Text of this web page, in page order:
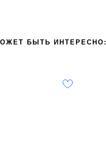
БЫТЬ ИНТЕРЕСНО: